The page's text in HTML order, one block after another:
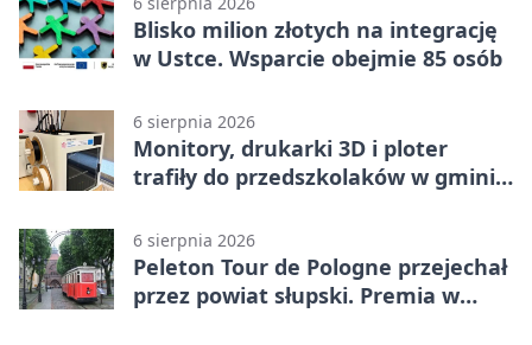
Blisko milion złotych na integrację
w Ustce. Wsparcie obejmie 85 osób
6 sierpnia 2026
Monitory, drukarki 3D i ploter
trafiły do przedszkolaków w gminie
6 sierpnia 2026
Peleton Tour de Pologne przejechał
przez powiat słupski. Premia w